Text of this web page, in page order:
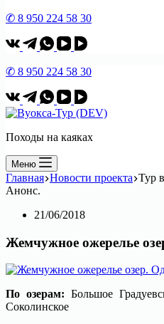
✆ 8 950 224 58 30
✆ 8 950 224 58 30
Походы на каяках
Меню
Главная Новости проекта Тур
Анонс.
21/06/2018
Жемчужное ожерелье
По озерам: Большое
Соколинское